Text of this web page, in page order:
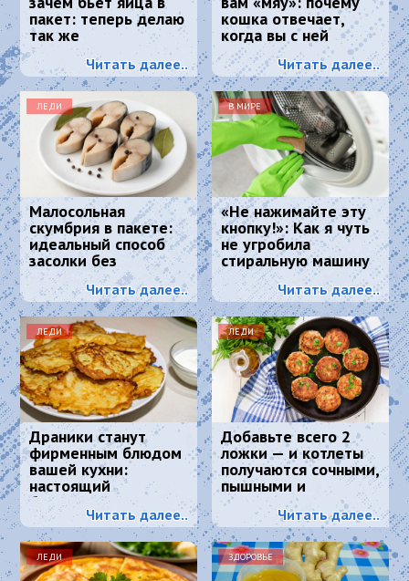
пакет: теперь делаю
так же
Читать далее..
кошка отвечает,
когда вы с ней
разговариваете
Читать далее..
ЛЕДИ
Малосольная
скумбрия в пакете:
идеальный способ
засолки без
маринада — вкуснее,
чем в магазине
Читать далее..
В МИРЕ
«Не нажимайте эту
кнопку!»: Как я чуть
не угробила
стиральную машину
и что спасло
ситуациюЧитать далее..
ЛЕДИ
Драники станут
фирменным блюдом
вашей кухни:
настоящий
белорусский рецепт
Читать далее..
ЛЕДИ
Добавьте всего 2
ложки — и котлеты
получаются сочными,
пышными и
вкусными:
кулинарный секрет
Читать далее..
ЛЕДИ ЗДОРОВЬЕ